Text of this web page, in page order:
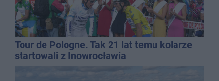
Tour de Pologne. Tak 21 lat temu kolarze
startowali z Inowrocławia